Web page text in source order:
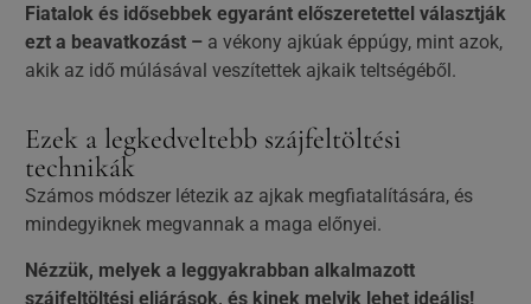
Fiatalok és idősebbek egyaránt előszeretettel választják
ezt a beavatkozást –a vékony ajkúak éppúgy, mint azok,
akik az idő múlásával veszítettek ajkaik teltségéből.
Ezek a legkedveltebb szájfeltöltési
technikák
Számos módszer létezik az ajkak megfiatalítására, és
mindegyiknek megvannak a maga előnyei.
Nézzük, melyek a leggyakrabban alkalmazott
szájfeltöltési eljárások, és kinek melyik lehet ideális!